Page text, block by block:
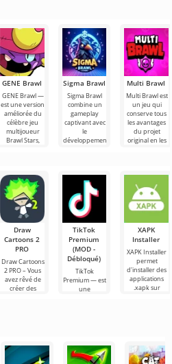
GENE Brawl
GENE Brawl —
est une version
améliorée du
célèbre jeu
multijoueur
Brawl Stars,
Sigma Brawl
Sigma Brawl
combine un
gameplay
captivant avec
le
développement
Multi Brawl
Multi Brawl est
un jeu qui
conserve tous
les avantages
du projet
original en les
Draw
Cartoons 2
PRO
Draw Cartoons
2 PRO – Vous
avez rêvé de
créer des
TikTok
Premium
(MOD -
Débloqué)
TikTok
Premium — est
une
XAPK
Installer
XAPK Installer
permet
d'installer des
applications
.xapk sur